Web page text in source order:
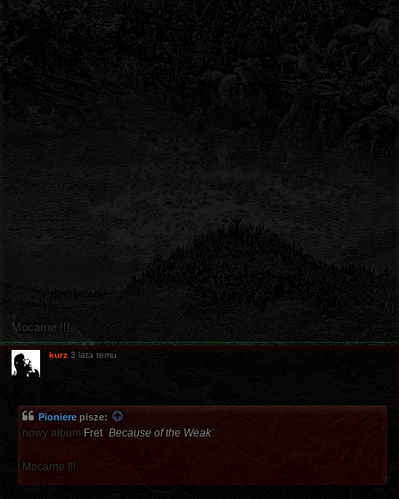
Mocarne !!!
kurz 3 lata temu
Pioniere pisze:
nowy album Fret "Because of the Weak"
Mocarne !!!